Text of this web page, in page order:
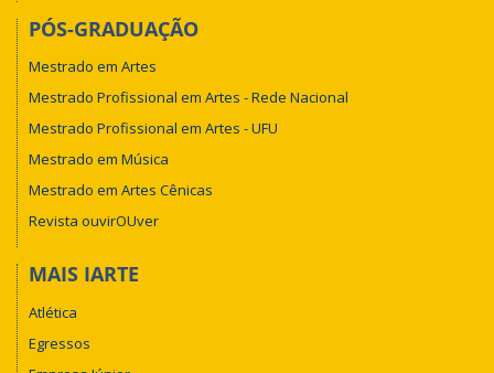
PÓS-GRADUAÇÃO
Mestrado em Artes
Mestrado Profissional em Artes - Rede Nacional
Mestrado Profissional em Artes - UFU
Mestrado em Música
Mestrado em Artes Cênicas
Revista ouvirOUver
MAIS IARTE
Atlética
Egressos